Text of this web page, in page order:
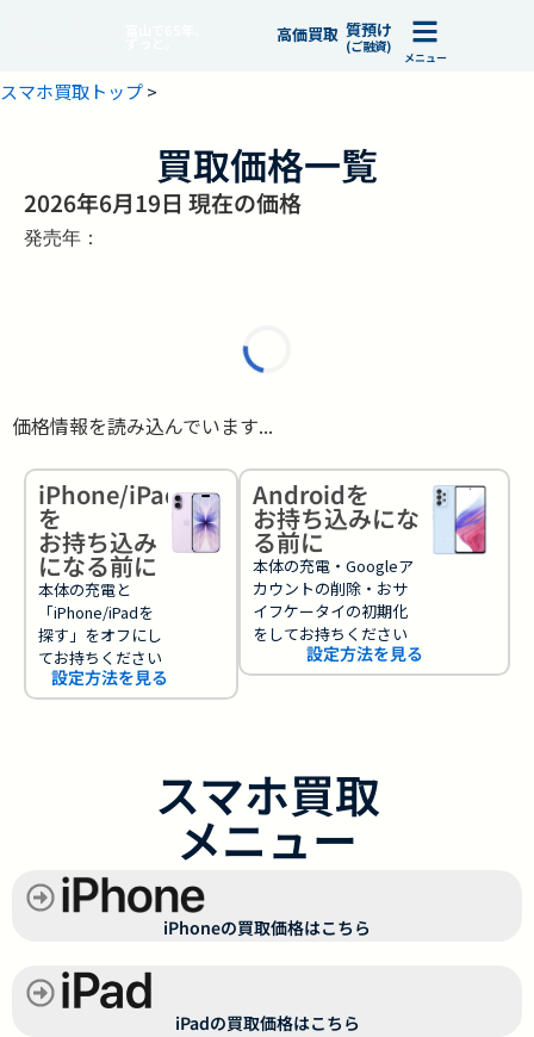
高価買取 質預け
(ご融資)
メニュー
スマホ買取トップ>
買取価格一覧
2026年6月19日 現在の価格
発売年：
価格情報を読み込んでいます...
iPhone/iPad
を
お持ち込み
になる前に
本体の充電と
「iPhone/iPadを
探す」をオフにし
てお持ちください
設定方法を見る
Androidを
お持ち込みにな
る前に
本体の充電・Googleア
カウントの削除・おサ
イフケータイの初期化
をしてお持ちください
設定方法を見る
スマホ買取
メニュー
iPhoneの買取価格はこちら
iPadの買取価格はこちら